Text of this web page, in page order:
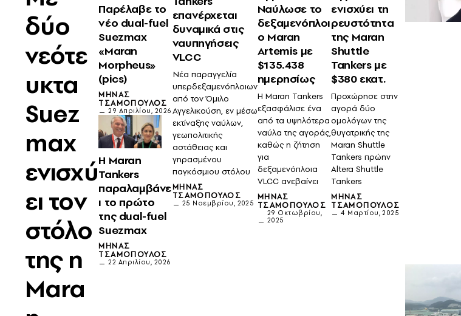
δύο
νεότε
υκτα
Suez
max
ενισχύ
ει τον
στόλο
της η
Mara
Παρέλαβε το
νέο dual-fuel
Suezmax
«Maran
Morpheus»
(pics)
ΜΗΝΆΣ
ΤΣΑΜΌΠΟΥΛΟΣ
29 Απριλίου, 2026
Η Maran
Tankers
παραλαμβάνε
ι το πρώτο
της dual-fuel
Suezmax
ΜΗΝΆΣ
ΤΣΑΜΌΠΟΥΛΟΣ
22 Απριλίου, 2026
επανέρχεται
δυναμικά στις
ναυπηγήσεις
VLCC
Νέα παραγγελία
υπερδεξαμενόπλοιων
από τον Όμιλο
Αγγελικούση, εν μέσω
εκτίναξης ναύλων,
γεωπολιτικής
αστάθειας και
γηρασμένου
παγκόσμιου στόλου
ΜΗΝΆΣ
ΤΣΑΜΌΠΟΥΛΟΣ
25 Νοεμβρίου, 2025
Ναύλωσε το
δεξαμενόπλοι
ο Maran
Artemis με
$135.438
ημερησίως
Η Maran Tankers
εξασφάλισε ένα
από τα υψηλότερα
ναύλα της αγοράς,
καθώς η ζήτηση
για
δεξαμενόπλοια
VLCC ανεβαίνει
ΜΗΝΆΣ
ΤΣΑΜΌΠΟΥΛΟΣ
29 Οκτωβρίου,
2025
ενισχύει τη
ρευστότητα
της Maran
Shuttle
Tankers με
$380 εκατ.
Προχώρησε στην
αγορά δύο
ομολόγων της
θυγατρικής της
Maran Shuttle
Tankers πρώην
Altera Shuttle
Tankers
ΜΗΝΆΣ
ΤΣΑΜΌΠΟΥΛΟΣ
4 Μαρτίου, 2025